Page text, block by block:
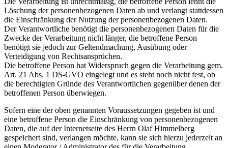
Löschung der personenbezogenen Daten ab und verlangt stattdessen
die Einschränkung der Nutzung der personenbezogenen Daten.
Der Verantwortliche benötigt die personenbezogenen Daten für die
Zwecke der Verarbeitung nicht länger, die betroffene Person
benötigt sie jedoch zur Geltendmachung, Ausübung oder
Verteidigung von Rechtsansprüchen.
Die betroffene Person hat Widerspruch gegen die Verarbeitung gem.
Art. 21 Abs. 1 DS-GVO eingelegt und es steht noch nicht fest, ob
die berechtigten Gründe des Verantwortlichen gegenüber denen der
betroffenen Person überwiegen.
Sofern eine der oben genannten Voraussetzungen gegeben ist und
eine betroffene Person die Einschränkung von personenbezogenen
Daten, die auf der Internetseite des Herrn Olaf Himmelberg
gespeichert sind, verlangen möchte, kann sie sich hierzu jederzeit an